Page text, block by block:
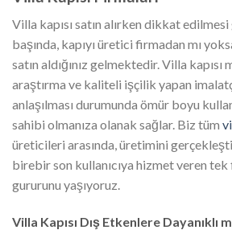
Villa kapısı satın alırken dikkat
başında, kapıyı üretici firmadan mı
satın aldığınız gelmektedir. Villa
araştırma ve kaliteli işçilik yapan
anlaşılması durumunda ömür boyu
sahibi olmanıza olanak sağlar. Biz tüm
üreticileri arasında, üretimini
birebir son kullanıcıya hizmet veren tek
gururunu yaşıyoruz.
Villa Kapısı Dış Etkenlere Dayanıklı